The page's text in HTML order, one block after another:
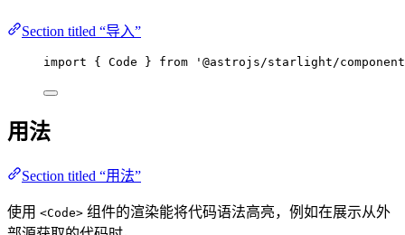
Section titled “导入”
import { Code } from ' @astrojs/starlight/
用法
Section titled “用法”
使用 <Code> 组件的渲染能将代码语法高亮，例如在展示从外